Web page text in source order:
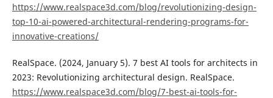
https://www.realspace3d.com/blog/revolutionizing-design-
top-10-ai-powered-architectural-rendering-programs-for-
innovative-creations/
RealSpace. (2024, January 5). 7 best AI tools for architects in
2023: Revolutionizing architectural design. RealSpace.
https://www.realspace3d.com/blog/7-best-ai-tools-for-